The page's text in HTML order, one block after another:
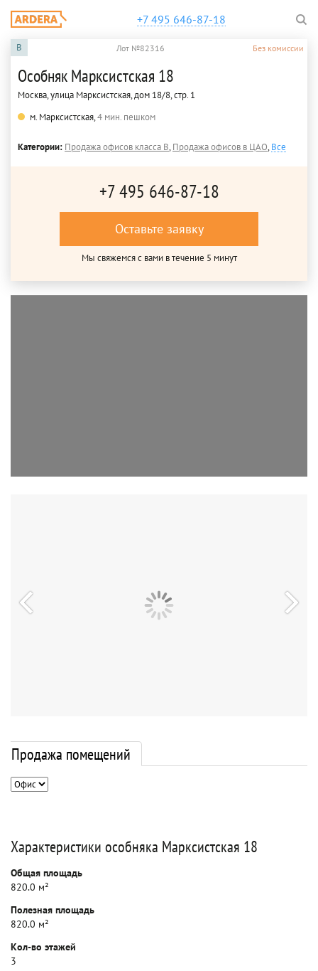
+7 495 646-87-18
B Лот №82316 Без комиссии
Особняк Марксистская 18
Москва, улица Марксистская, дом 18/8, стр. 1
м. Марксистская,4 мин. пешком
Категории: Продажа офисов класса B,Продажа офисов в ЦАО,Все
+7 495 646-87-18
Оставьте заявку
Мы свяжемся с вами в течение 5 минут
Продажа помещений
Характеристики особняка Марксистская 18
Общая площадь
820.0 м²
Полезная площадь
820.0 м²
Кол-во этажей
3